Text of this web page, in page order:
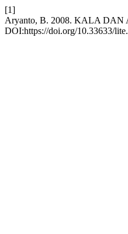
[1]
Aryanto, B. 2008. KALA
DOI:https://doi.org/10.33633/